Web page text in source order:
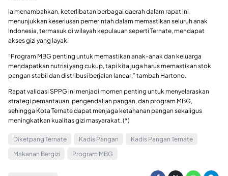
Ia menambahkan, keterlibatan berbagai daerah dalam rapat ini
menunjukkan keseriusan pemerintah dalam memastikan seluruh anak
Indonesia, termasuk di wilayah kepulauan seperti Ternate, mendapat
akses gizi yang layak.
“Program MBG penting untuk memastikan anak-anak dan keluarga
mendapatkan nutrisi yang cukup, tapi kita juga harus memastikan stok
pangan stabil dan distribusi berjalan lancar,” tambah Hartono.
Rapat validasi SPPG ini menjadi momen penting untuk menyelaraskan
strategi pemantauan, pengendalian pangan, dan program MBG,
sehingga Kota Ternate dapat menjaga ketahanan pangan sekaligus
meningkatkan kualitas gizi masyarakat. (*)
Diketpang Ternate Kadis Pangan
Kadis Pangan Ternate
Makanan Bergizi
Program MBG